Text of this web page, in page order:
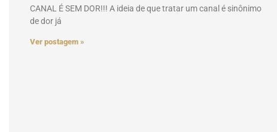
CANAL É SEM DOR!!! A ideia de que tratar um canal é sinônimo
de dor já
Ver postagem »